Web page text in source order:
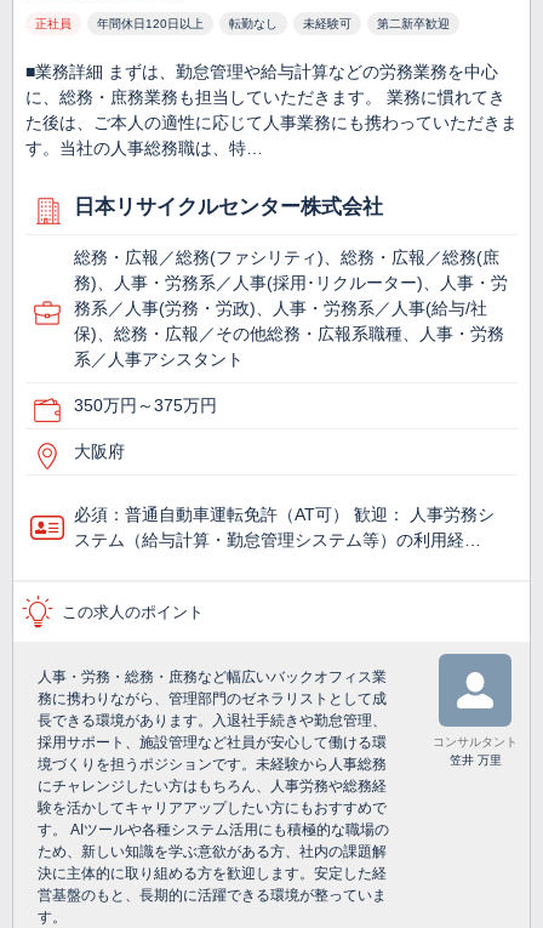
正社員 年間休日120日以上 転勤なし 未経験可 第二新卒歓迎
■業務詳細 まずは、勤怠管理や給与計算などの労務業務を中心
に、総務・庶務業務も担当していただきます。 業務に慣れてき
た後は、ご本人の適性に応じて人事業務にも携わっていただきま
す。当社の人事総務職は、特…
日本リサイクルセンター株式会社
総務・広報／総務(ファシリティ)、総務・広報／総務(庶
務)、人事・労務系／人事(採用･リクルーター)、人事・労
務系／人事(労務・労政)、人事・労務系／人事(給与/社
保)、総務・広報／その他総務・広報系職種、人事・労務
系／人事アシスタント
350万円～375万円
大阪府
必須：普通自動車運転免許（AT可） 歓迎： 人事労務シ
ステム（給与計算・勤怠管理システム等）の利用経…
この求人のポイント
人事・労務・総務・庶務など幅広いバックオフィス業
務に携わりながら、管理部門のゼネラリストとして成
長できる環境があります。入退社手続きや勤怠管理、
採用サポート、施設管理など社員が安心して働ける環
境づくりを担うポジションです。未経験から人事総務
にチャレンジしたい方はもちろん、人事労務や総務経
験を活かしてキャリアアップしたい方にもおすすめで
す。 AIツールや各種システム活用にも積極的な職場の
ため、新しい知識を学ぶ意欲がある方、社内の課題解
決に主体的に取り組める方を歓迎します。安定した経
営基盤のもと、長期的に活躍できる環境が整っていま
す。
コンサルタント
笠井 万里